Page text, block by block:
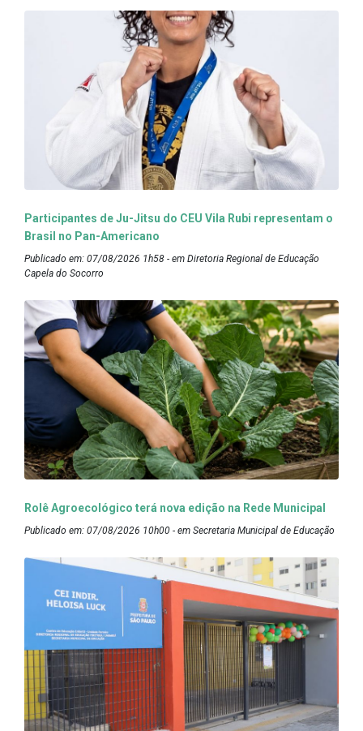
Participantes de Ju-Jitsu do CEU Vila Rubi representam o
Brasil no Pan-Americano
Publicado em: 07/08/2026 1h58 - em Diretoria Regional de Educação
Capela do Socorro
Rolê Agroecológico terá nova edição na Rede Municipal
Publicado em: 07/08/2026 10h00 - em Secretaria Municipal de Educação